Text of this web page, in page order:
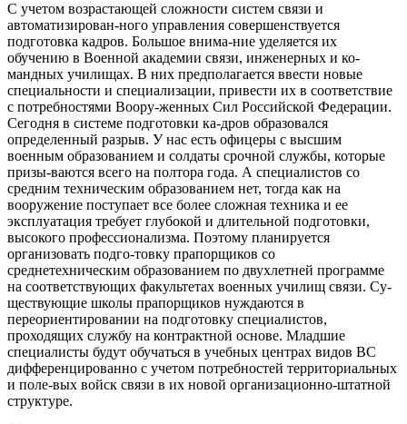
С учетом возрастающей сложности систем связи и
автоматизирован-ного управления совершенствуется
подготовка кадров. Большое внима-ние уделяется их
обучению в Военной академии связи, инженерных и ко-
мандных училищах. В них предполагается ввести новые
специальности и специализации, привести их в соответствие
с потребностями Воору-женных Сил Российской Федерации.
Сегодня в системе подготовки ка-дров образовался
определенный разрыв. У нас есть офицеры с высшим
военным образованием и солдаты срочной службы, которые
призы-ваются всего на полтора года. А специалистов со
средним техническим образованием нет, тогда как на
вооружение поступает все более сложная техника и ее
эксплуатация требует глубокой и длительной подготовки,
высокого профессионализма. Поэтому планируется
организовать подго-товку прапорщиков со
среднетехническим образованием по двухлетней программе
на соответствующих факультетах военных училищ связи. Су-
ществующие школы прапорщиков нуждаются в
переориентировании на подготовку специалистов,
проходящих службу на контрактной основе. Младшие
специалисты будут обучаться в учебных центрах видов ВС
дифференцированно с учетом потребностей территориальных
и поле-вых войск связи в их новой организационно-штатной
структуре.